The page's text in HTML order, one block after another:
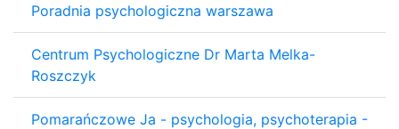
Poradnia psychologiczna warszawa
Centrum Psychologiczne Dr Marta Melka-
Roszczyk
Pomarańczowe Ja - psychologia, psychoterapia -